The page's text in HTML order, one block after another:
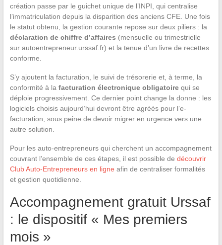
création passe par le guichet unique de l’INPI, qui centralise
l’immatriculation depuis la disparition des anciens CFE. Une fois
le statut obtenu, la gestion courante repose sur deux piliers : la
déclaration de chiffre d’affaires (mensuelle ou trimestrielle
sur autoentrepreneur.urssaf.fr) et la tenue d’un livre de recettes
conforme.
S’y ajoutent la facturation, le suivi de trésorerie et, à terme, la
conformité à la facturation électronique obligatoirequi se
déploie progressivement. Ce dernier point change la donne : les
logiciels choisis aujourd’hui devront être agréés pour l’e-
facturation, sous peine de devoir migrer en urgence vers une
autre solution.
Pour les auto-entrepreneurs qui cherchent un accompagnement
couvrant l’ensemble de ces étapes, il est possible de découvrir
Club Auto-Entrepreneurs en ligne afin de centraliser formalités
et gestion quotidienne.
Accompagnement gratuit Urssaf
: le dispositif « Mes premiers
mois »